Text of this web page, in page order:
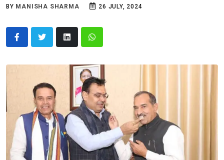
BY MANISHA SHARMA 26 JULY, 2024